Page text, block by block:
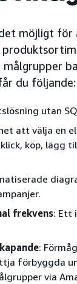
möjligt
du följande:
utan
att välja en
köp, lägg
frekvens: Ett
:
förbyggda
via